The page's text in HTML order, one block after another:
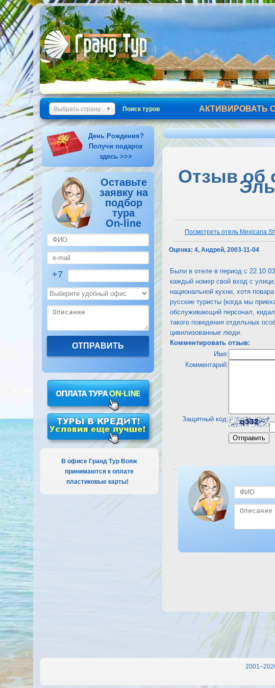
Выбрать страну Поиск туров АКТИВИРОВАТЬ
День Рождения?
Получи подарок
здесь >>>
Оставьте
заявку на
подбор
тура
On-line
+7
В офисе Гранд Тур Вояж
принимаются к оплате
пластиковые карты!
Отзыв об
Посмотреть отель Mexicana
Оценка: 4, Андрей, 2003-11-04
Были в отеле в период с
каждый номер свой вход с
национальной кухни, хотя
русские туристы (когда мы
обслуживающий персонал,
такого поведения отдельных
цивилизованные люди.
Комментировать отзыв:
Имя:
Комментарий:
Защитный код:
Посмотреть отель Mexicana